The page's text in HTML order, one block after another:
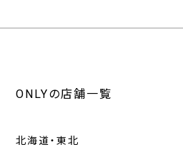
ONLYの店舗一覧
北海道・東北